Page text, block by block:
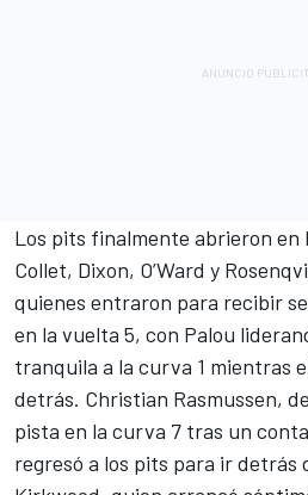
Los pits finalmente abrieron en
Collet, Dixon, O’Ward y
quienes entraron para recibir
en la vuelta 5, con Palou
tranquila a la curva 1 mientras
detrás. Christian Rasmussen,
pista en la curva 7 tras un
regresó a los pits para ir detrás